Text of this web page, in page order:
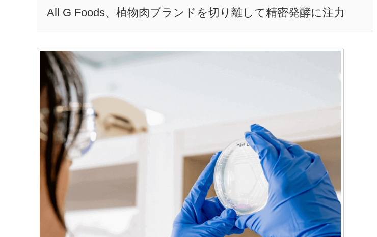
All G Foods、植物肉ブランドを切り離して精密発酵に注力